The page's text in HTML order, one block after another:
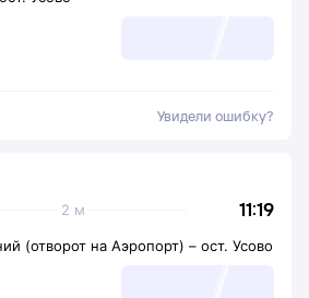
Увидели ошибку?
11:19
2 м
(отворот на Аэропорт) – ост. Усово